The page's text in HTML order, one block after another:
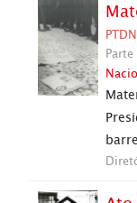
Parte